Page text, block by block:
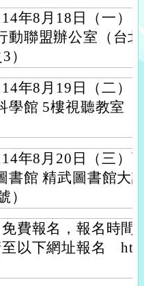
年8月18日（一）
動聯盟辦公室（台
）
年8月19日（二）
學館 5樓視聽教室
年8月20日（三）
書館 精武圖書館大
）
費報名，報名時間
至以下網址報名